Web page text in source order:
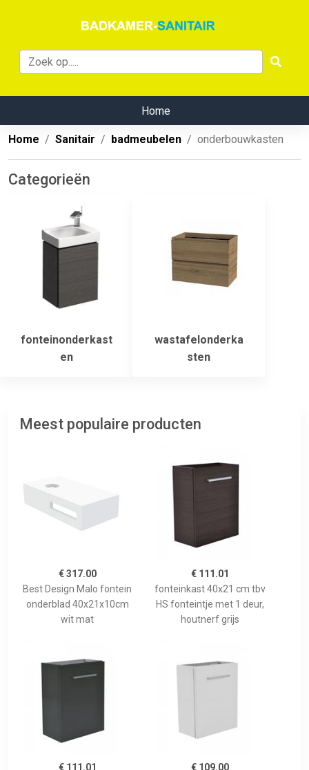
Home
Home Sanitair badmeubelen onderbouwkasten
Categorieën
fonteinonderkast
en
wastafelonderka
sten
Meest populaire producten
€ 317.00
Best Design Malo fontein
onderblad 40x21x10cm
wit mat
€ 111.01
fonteinkast 40x21 cm tbv
HS fonteintje met 1 deur,
houtnerf grijs
€ 111.01
€ 109.00